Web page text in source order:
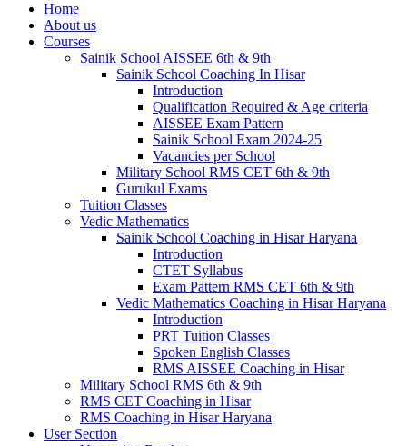
Home
About us
Courses
Sainik School AISSEE 6th & 9th
Sainik School Coaching In Hisar
Introduction
Qualification Required & Age criteria
AISSEE Exam Pattern
Sainik School Exam 2024-25
Vacancies per School
Military School RMS CET 6th & 9th
Gurukul Exams
Tuition Classes
Vedic Mathematics
Sainik School Coaching in Hisar Haryana
Introduction
CTET Syllabus
Exam Pattern RMS CET 6th & 9th
Vedic Mathematics Coaching in Hisar Haryana
Introduction
PRT Tuition Classes
Spoken English Classes
RMS AISSEE Coaching in Hisar
Military School RMS 6th & 9th
RMS CET Coaching in Hisar
RMS Coaching in Hisar Haryana
User Section